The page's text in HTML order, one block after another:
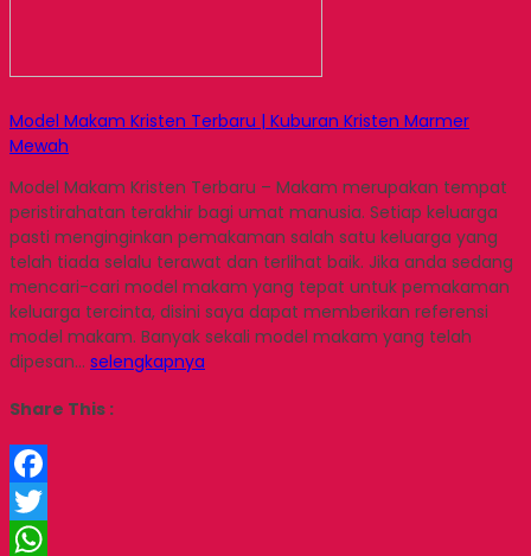
Model Makam Kristen Terbaru | Kuburan Kristen Marmer
Mewah
Model Makam Kristen Terbaru – Makam merupakan tempat
peristirahatan terakhir bagi umat manusia. Setiap keluarga
pasti menginginkan pemakaman salah satu keluarga yang
telah tiada selalu terawat dan terlihat baik. Jika anda sedang
mencari-cari model makam yang tepat untuk pemakaman
keluarga tercinta, disini saya dapat memberikan referensi
model makam. Banyak sekali model makam yang telah
dipesan… selengkapnya
Share This :
Facebook
Twitter